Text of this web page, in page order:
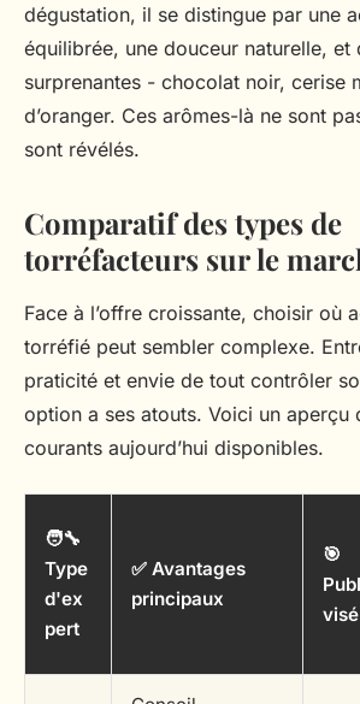
dégustation, il se distingue par une
équilibrée, une douceur naturelle, et
surprenantes - chocolat noir, cerise
d’oranger. Ces arômes-là ne sont
sont révélés.
Comparatif des types de
torréfacteurs sur le
Face à l’offre croissante, choisir où
torréfié peut sembler complexe.
praticité et envie de tout contrôler
option a ses atouts. Voici un aperçu
courants aujourd’hui disponibles.
🧑‍🔧
Type
d'ex
pert
✅ Avantages
principaux
🎯
visé